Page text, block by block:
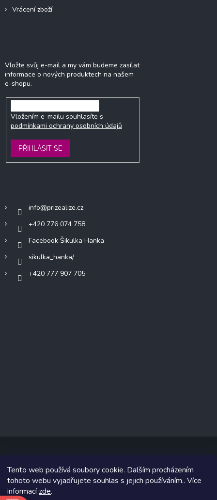
Tento web používá soubory cookie. Dalším procházením
tohoto webu vyjadřujete souhlas s jejich používáním.. Více
informacízde.
Vrácení zboží
Vložte svůj e-mail a my vám budeme zasílat
informace o nových produktech na našem
e-shopu.
Vložením e-mailu souhlasíte s
podmínkami ochrany osobních údajů
PŘIHLÁSIT SE
info@prizealize.cz
+420 776 074 758
Facebook Šikulka Hanka
sikulka_hanka/
+420 777 907 705
Copyright 2026www.prizealize.cz. Všechna práva vyhrazena.
Grafický návrh vytvořil a na Shoptet implementoval